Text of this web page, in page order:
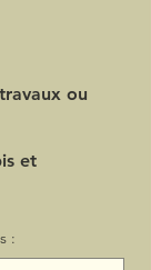
ou
et
: